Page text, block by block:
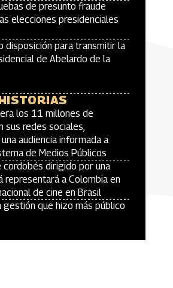
de presunto fraude
elecciones presidenciales
disposición para transmitir la
de Abelardo de la
los 11 millones de
sus redes sociales,
audiencia informada a
de Medios Públicos
dirigido por una
representará a Colombia en
de cine en Brasil
gestión que hizo más público